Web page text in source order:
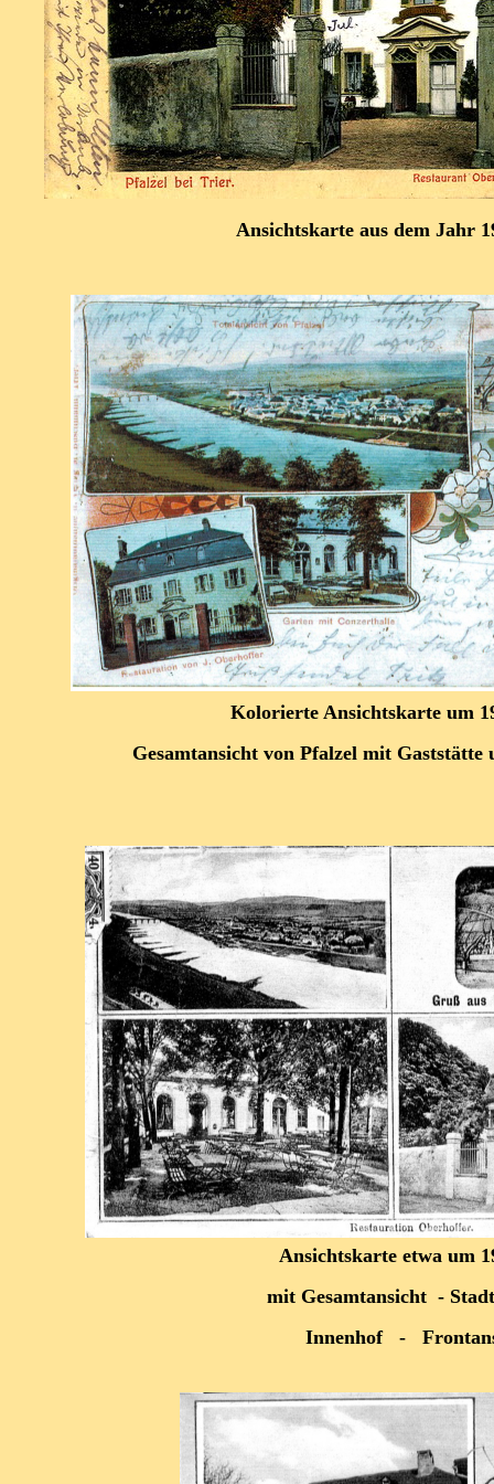
Ansichtskarte aus dem Jahr
Kolorierte Ansichtskarte um
Gesamtansicht von Pfalzel mit Gaststätte
Ansichtskarte etwa um
mit Gesamtansicht -
Innenhof -